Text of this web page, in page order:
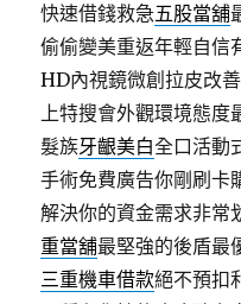
快速借錢救急五股當舖
偷偷變美重返年輕自信
HD內視鏡微創拉皮改
上特搜會外觀環境態度
髮族牙齦美白全口活動
手術免費廣告你剛刷卡
解決你的資金需求非常
重當舖最堅強的後盾最
三重機車借款絕不預扣